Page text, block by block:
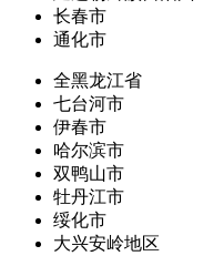
长春市
通化市
全黑龙江省
七台河市
伊春市
哈尔滨市
双鸭山市
牡丹江市
绥化市
大兴安岭地区